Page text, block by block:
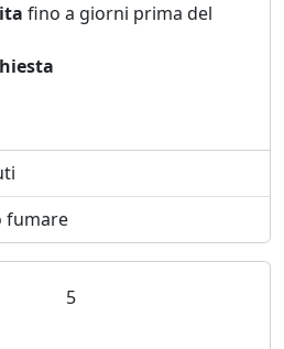
fino a giorni prima del
fumare
5